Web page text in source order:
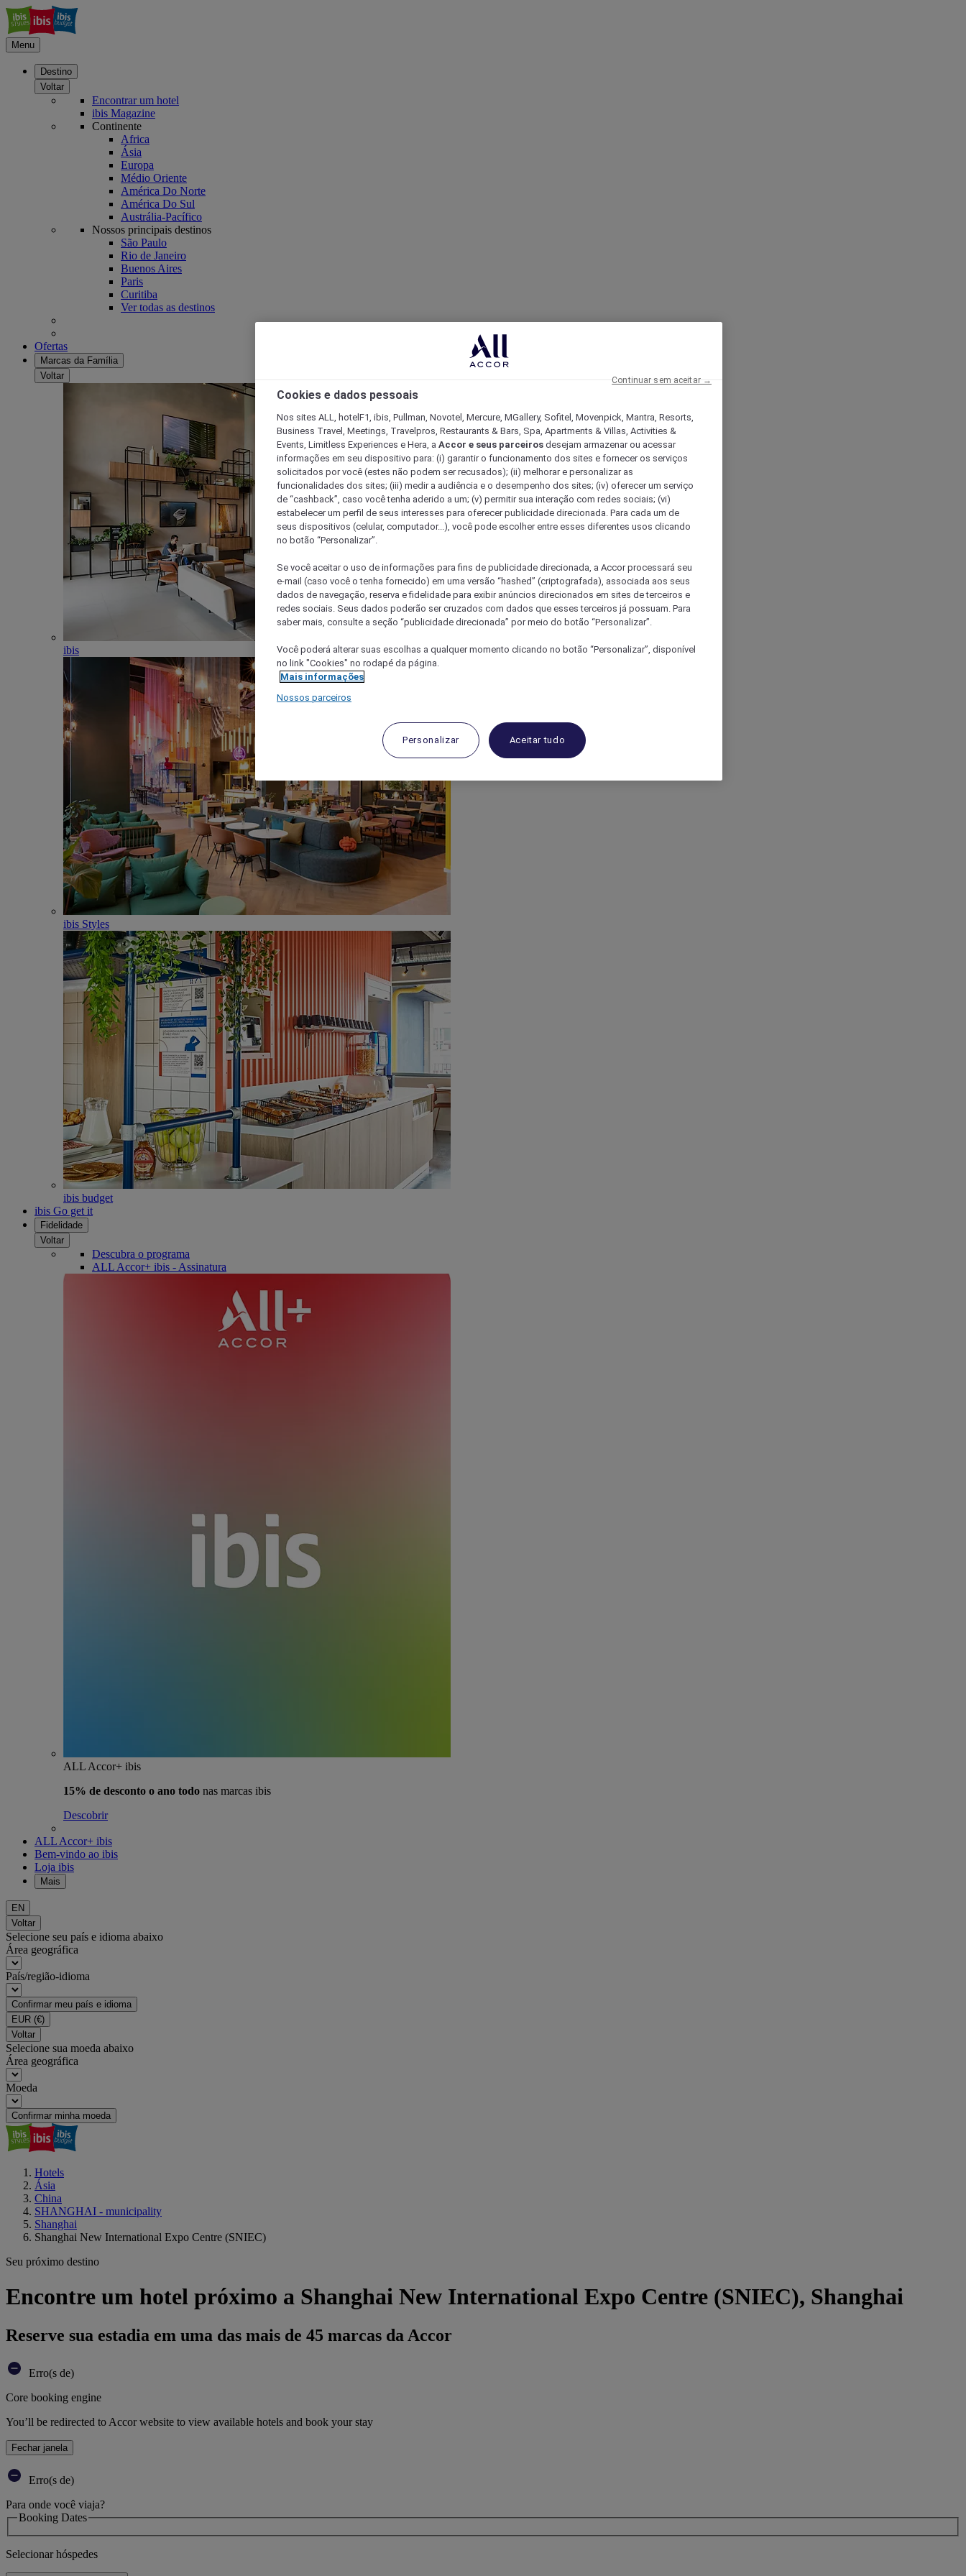
Menu
Destino
Voltar
Encontrar um hotel
ibis Magazine
Continente
Africa
Ásia
Europa
Médio Oriente
América Do Norte
América Do Sul
Austrália-Pacífico
Nossos principais destinos
São Paulo
Rio de Janeiro
Buenos Aires
Paris
Curitiba
Ver todas as destinos
Ofertas
Marcas da Família
Voltar
ibis
ibis Styles
ibis budget
ibis Go get it
Fidelidade
Voltar
Descubra o programa
ALL Accor+ ibis - Assinatura
ALL Accor+ ibis
15% de desconto o ano todo nas marcas ibis
Descobrir
ALL Accor+ ibis
Bem-vindo ao ibis
Loja ibis
Mais
EN
Voltar
Selecione seu país e idioma abaixo
Área geográfica
País/região-idioma
Confirmar meu país e idioma
EUR (€)
Voltar
Selecione sua moeda abaixo
Área geográfica
Moeda
Confirmar minha moeda
Hotels
Ásia
China
SHANGHAI - municipality
Shanghai
Shanghai New International Expo Centre (SNIEC)
Seu próximo destino
Encontre um hotel próximo a Shanghai New International Expo Centre (SNIEC), Shanghai
Reserve sua estadia em uma das mais de 45 marcas da Accor
Erro(s de)
Core booking engine
You’ll be redirected to Accor website to view available hotels and book your stay
Fechar janela
Erro(s de)
Para onde você viaja?
Booking Dates
Selecionar hóspedes
Cookies e dados pessoais
Nos sites ALL, hotelF1, ibis, Pullman, Novotel, Mercure, MGallery, Sofitel, Movenpick, Mantra, Resorts,
Business Travel, Meetings, Travelpros, Restaurants & Bars, Spa, Apartments & Villas, Activities &
Events, Limitless Experiences e Hera, a Accor e seus parceiros desejam armazenar ou acessar
informações em seu dispositivo para: (i) garantir o funcionamento dos sites e fornecer os serviços
solicitados por você (estes não podem ser recusados); (ii) melhorar e personalizar as
funcionalidades dos sites; (iii) medir a audiência e o desempenho dos sites; (iv) oferecer um serviço
de “cashback”, caso você tenha aderido a um; (v) permitir sua interação com redes sociais; (vi)
estabelecer um perfil de seus interesses para oferecer publicidade direcionada. Para cada um de
seus dispositivos (celular, computador...), você pode escolher entre esses diferentes usos clicando
no botão “Personalizar”.
Se você aceitar o uso de informações para fins de publicidade direcionada, a Accor processará seu
e-mail (caso você o tenha fornecido) em uma versão “hashed” (criptografada), associada aos seus
dados de navegação, reserva e fidelidade para exibir anúncios direcionados em sites de terceiros e
redes sociais. Seus dados poderão ser cruzados com dados que esses terceiros já possuam. Para
saber mais, consulte a seção “publicidade direcionada” por meio do botão “Personalizar”.
Você poderá alterar suas escolhas a qualquer momento clicando no botão “Personalizar”, disponível
no link "Cookies" no rodapé da página.
Mais informações
Nossos parceiros
Personalizar Aceitar tudo
Continuar sem aceitar →